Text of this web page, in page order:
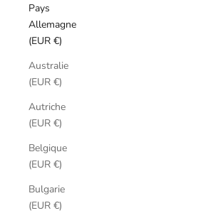
Pays
Allemagne
(EUR €)
Australie
(EUR €)
Autriche
(EUR €)
Belgique
(EUR €)
Bulgarie
(EUR €)